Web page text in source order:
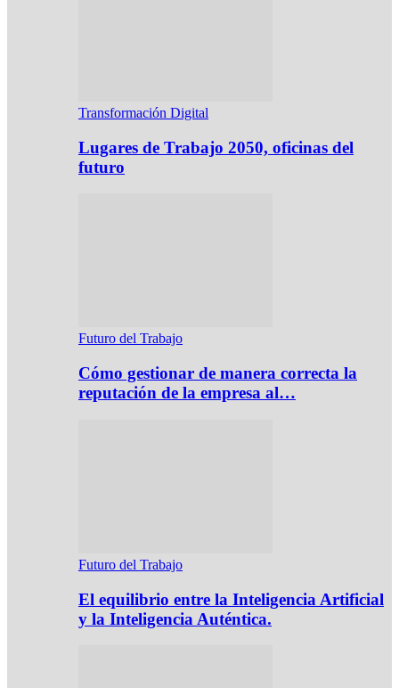
Transformación Digital
Lugares de Trabajo 2050, oficinas del
futuro
Futuro del Trabajo
Cómo gestionar de manera correcta la
reputación de la empresa al…
Futuro del Trabajo
El equilibrio entre la Inteligencia Artificial
y la Inteligencia Auténtica.